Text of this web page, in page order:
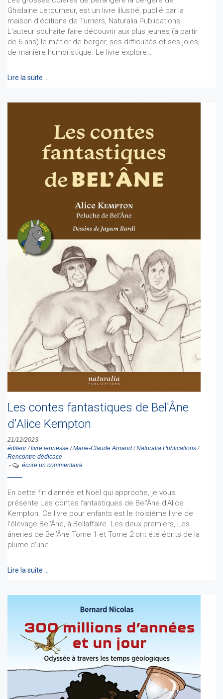
Ghislaine Letourneur, est un livre illustré, publié par la
maison d'éditions de Turriers, Naturalia Publications.
L'auteur souhaite faire découvrir aux plus jeunes (à partir
de 6 ans) le métier de berger, ses difficultés et ses joies,
de manière humoristique. Le livre explore…
Lire la suite …
Les contes fantastiques de Bel'Âne
d'Alice Kempton
21/12/2023 -
éditeur/livre jeunesse /Marie-Claude Arnaud /Naturalia Publications /
Rencontre dédicace
-
écrire un commentaire
En cette fin d'année et Noël qui approche, je vous
présente Les contes fantastiques de Bel'Âne d'Alice
Kempton. Ce livre pour enfants est le troisième livre de
l'élevage Bel'Âne, à Bellaffaire. Les deux premiers, Les
âneries de Bel’Âne Tome 1 et Tome 2 ont été écrits de la
plume d'une…
Lire la suite …